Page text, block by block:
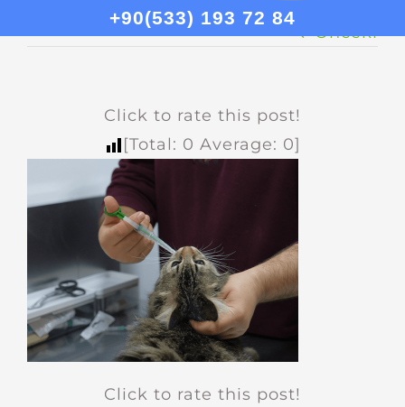
Önceki
Click to rate this post!
[Total: 0 Average: 0]
Click to rate this post!
+90(533) 193 72 84